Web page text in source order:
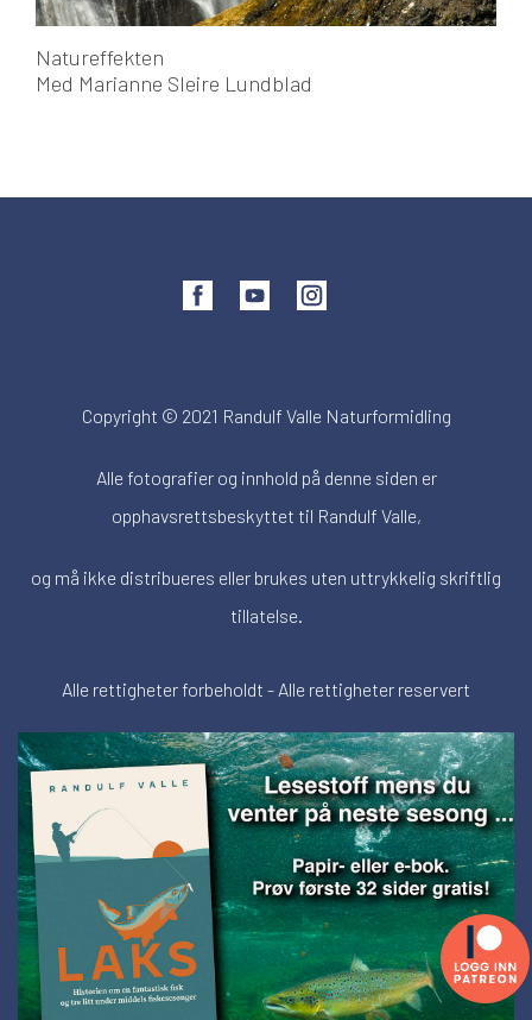
Natureffekten
Med Marianne Sleire Lundblad
Copyright © 2021 Randulf Valle Naturformidling
Alle fotografier og innhold på denne siden er
opphavsrettsbeskyttet til Randulf Valle,
og må ikke distribueres eller brukes uten uttrykkelig skriftlig
tillatelse.
Alle rettigheter forbeholdt - Alle rettigheter reservert